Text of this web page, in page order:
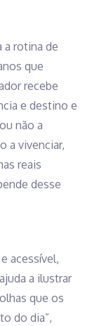
a rotina de
que
recebe
e destino e
não a
a vivenciar,
reais
desse
acessível,
a ilustrar
que os
do dia”,